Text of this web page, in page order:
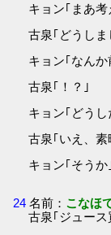
キョン｢まあ
古泉｢どうしま
キョン｢なん
古泉｢！？｣
キョン｢どう
古泉｢いえ、
キョン｢そうか
24 名前： こなほ
古泉｢ジュー